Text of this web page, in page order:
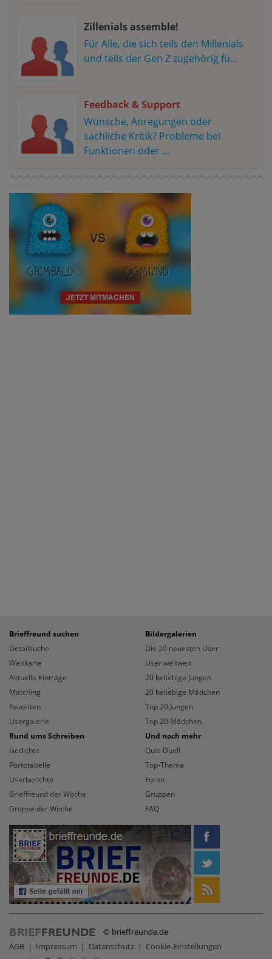
Zillenials assemble!
Für Alle, die sich teils den Millenials
und teils der Gen Z zugehörig fü...
Feedback & Support
Wünsche, Anregungen oder
sachliche Kritik? Probleme bei
Funktionen oder ...
Brieffreund suchen
Detailsuche
Weltkarte
Aktuelle Einträge
Matching
Favoriten
Usergalerie
Bildergalerien
Die 20 neuesten User
User weltweit
20 beliebige Jungen
20 beliebige Mädchen
Top 20 Jungen
Top 20 Mädchen
Rund ums Schreiben
Gedichte
Portotabelle
Userberichte
Brieffreund der Woche
Gruppe der Woche
Und noch mehr
Quiz-Duell
Top-Thema
Foren
Gruppen
FAQ
© brieffreunde.de
AGB | Impressum | Datenschutz | Cookie-Einstellungen